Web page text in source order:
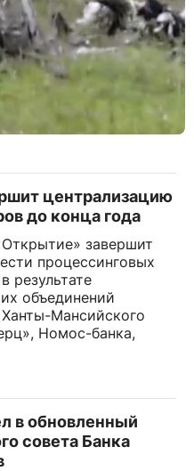
централизацию
до конца года
завершит
процессинговых
результате
объединений
Мансийского
Номос-банка,
в обновленный
совета Банка